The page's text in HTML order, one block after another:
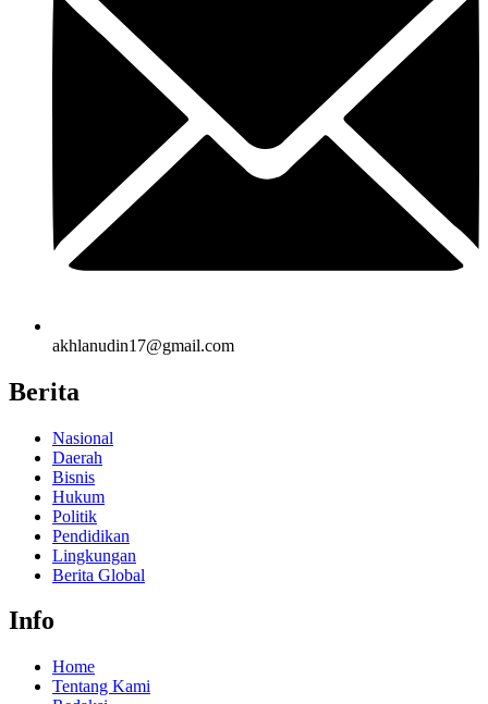
akhlanudin17@gmail.com
Berita
Nasional
Daerah
Bisnis
Hukum
Politik
Pendidikan
Lingkungan
Berita Global
Info
Home
Tentang Kami